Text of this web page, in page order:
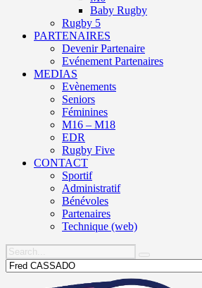
Baby Rugby
Rugby 5
PARTENAIRES
Devenir Partenaire
Evénement Partenaires
MEDIAS
Evènements
Seniors
Féminines
M16 – M18
EDR
Rugby Five
CONTACT
Sportif
Administratif
Bénévoles
Partenaires
Technique (web)